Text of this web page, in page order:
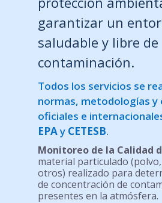
garantizar un
saludable y libre de
contaminación.
Todos los servicios se
normas, metodologías y
oficiales e
EPAy CETESB.
Monitoreo de la Calidad
material particulado
otros) realizado para
de concentración de
presentes en la atmósfera.